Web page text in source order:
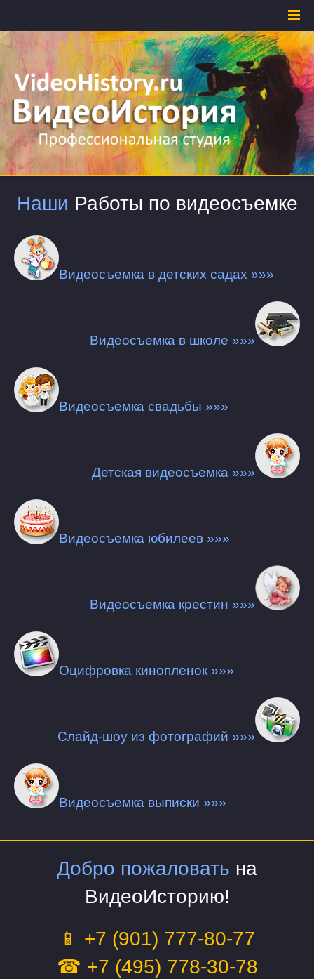
Наши Работы по видеосъемке
Видеосъемка в детских садах »»»
Видеосъемка в школе »»»
Видеосъемка свадьбы »»»
Детская видеосъемка »»»
Видеосъемка юбилеев »»»
Видеосъемка крестин »»»
Оцифровка кинопленок »»»
Слайд-шоу из фотографий »»»
Видеосъемка выписки »»»
Добро пожаловать на
ВидеоИсторию!
📱 +7 (901) 777-80-77
☎ +7 (495) 778-30-78